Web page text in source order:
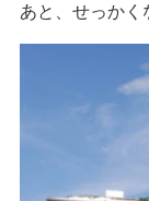
あと、せっかく